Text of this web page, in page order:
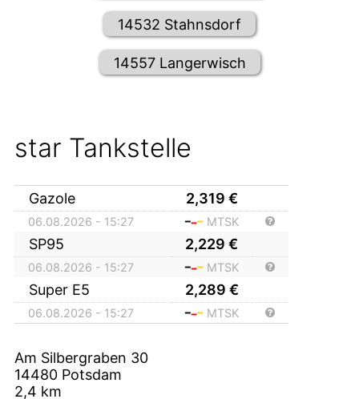
14532 Stahnsdorf
14557 Langerwisch
star Tankstelle
Gazole 2,319 €
06.08.2026 - 15:27 MTSK
SP95 2,229 €
06.08.2026 - 15:27 MTSK
Super E5 2,289 €
06.08.2026 - 15:27 MTSK
Am Silbergraben 30
14480 Potsdam
2,4 km